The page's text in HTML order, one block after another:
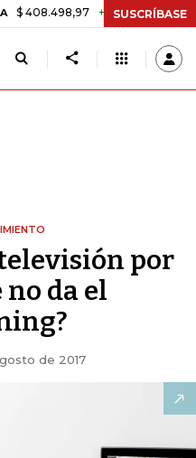
+$ 8.753,81 +2,19%
SUSCRÍBASE
por
no da el
de 2017